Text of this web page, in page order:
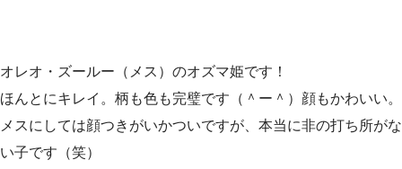
オレオ・ズールー（メス）のオズマ姫です！
ほんとにキレイ。柄も色も完璧です（＾ー＾）顔もかわいい。
メスにしては顔つきがいかついですが、本当に非の打ち所がな
い子です（笑）